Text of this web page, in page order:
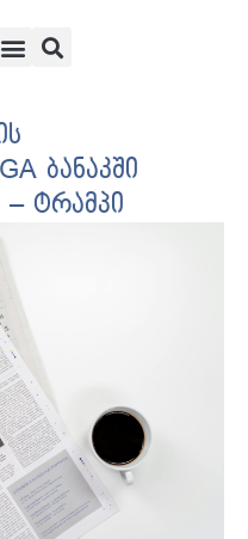
ბანაკში
ტრამპი